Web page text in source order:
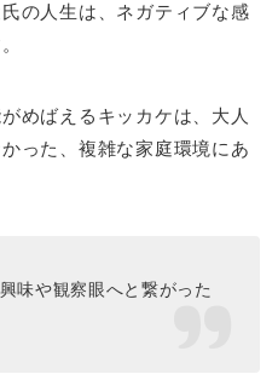
の人生は、ネガティブな感
めばえるキッカケは、大人
った、複雑な家庭環境にあ
味や観察眼へと繋がった